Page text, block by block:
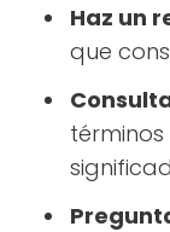
Haz un
que